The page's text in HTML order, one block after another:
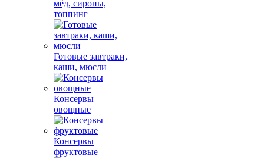
мёд, сиропы,
топпинг
Готовые завтраки,
каши, мюсли
Консервы
овощные
Консервы
фруктовые